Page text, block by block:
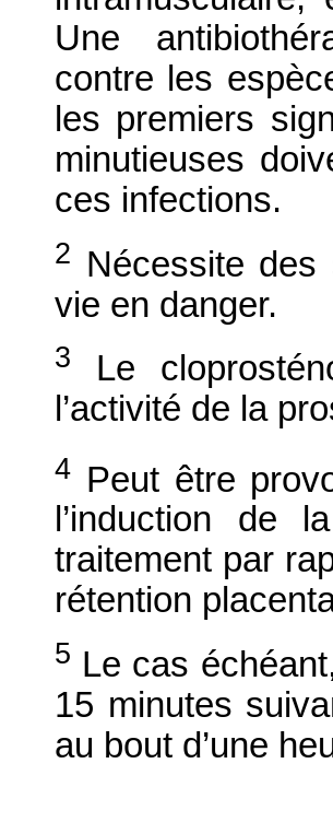
Une
contre les
les premiers
minutieuses
ces infections.
2 Nécessite
vie en danger.
3
Le
l’activité de la
4 Peut être
l’induction de
traitement par
rétention
5 Le cas
15 minutes
au bout d’une